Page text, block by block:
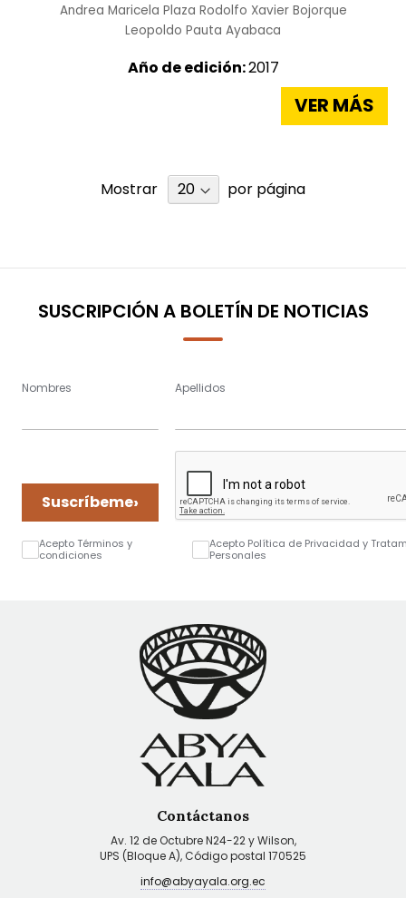
Andrea Maricela Plaza Rodolfo Xavier Bojorque
Leopoldo Pauta Ayabaca
Año de edición:2017
VER MÁS
Mostrar por página
SUSCRIPCIÓN A BOLETÍN DE NOTICIAS
Nombres Apellidos
Suscríbeme›
Acepto Términos y
condiciones
Acepto Política de Privacidad y
Personales
Contáctanos
Av. 12 de Octubre N24-22 y Wilson,
UPS (Bloque A), Código postal 170525
info@abyayala.org.ec